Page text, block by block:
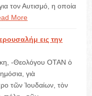
τον Αυτισμό, η οποία
More
εις την
-Θεολόγου OTAN ὁ
γιὰ
τῶν Ἰουδαίων, τὸν